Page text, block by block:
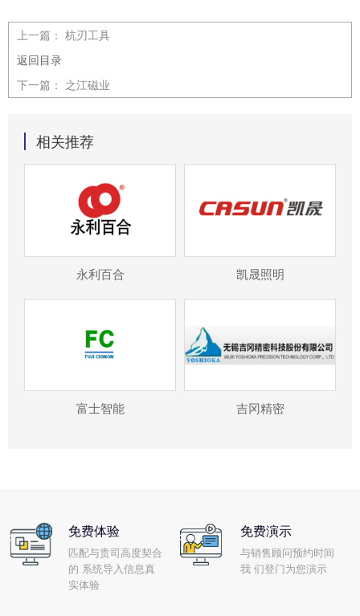
上一篇： 杭刃工具
返回目录
下一篇： 之江磁业
相关推荐
永利百合 凯晟照明
富士智能 吉冈精密
免费体验
匹配与贵司高度契合
的 系统导入信息真
实体验
免费演示
与销售顾问预约时间
我 们登门为您演示